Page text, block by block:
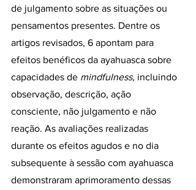
de julgamento sobre as situações ou
pensamentos presentes. Dentre os
artigos revisados, 6 apontam para
efeitos benéficos da ayahuasca sobre
capacidades de mindfulness, incluindo
observação, descrição, ação
consciente, não julgamento e não
reação. As avaliações realizadas
durante os efeitos agudos e no dia
subsequente à sessão com ayahuasca
demonstraram aprimoramento dessas